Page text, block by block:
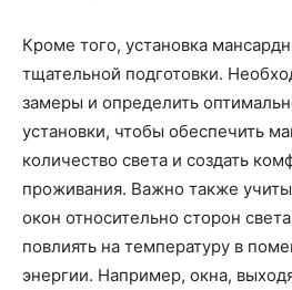
Кроме того, установка
тщательной подготовки.
замеры и определить
установки, чтобы обеспечить
количество света и создать
проживания. Важно также
окон относительно сторон
повлиять на температуру в
энергии. Например, окна,